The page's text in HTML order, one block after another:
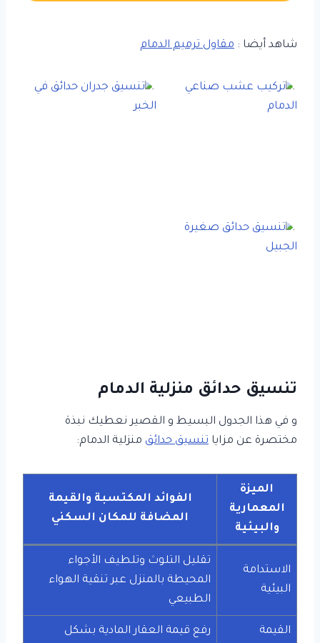
شاهد أيضا : مقاول ترميم الدمام
تنسيق حدائق منزلية الدمام
و في هذا الجدول البسيط و القصير نعطيك نبذة
مختصرة عن مزايا تنسيق حدائق منزلية الدمام:
الميزة
المعمارية
والبيئية
الفوائد المكتسبة والقيمة
المضافة للمكان السكني
الاستدامة
البيئية
تقليل التلوث وتلطيف الأجواء
المحيطة بالمنزل عبر تنقية الهواء
الطبيعي
القيمة رفع قيمة العقار المادية بشكل